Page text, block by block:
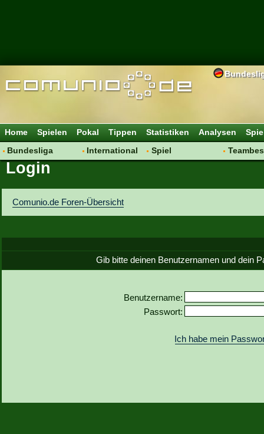
Home Spielen Pokal Tippen Statistiken Analysen
Bundesliga
Hot News
Spielanalyse
Vereinsdiskussion
International
Spiel
Login
Comunio.de Foren-Übersicht
Gib bitte deinen Benutzernamen und dein
Benutzername:
Passwort:
Ich habe mein